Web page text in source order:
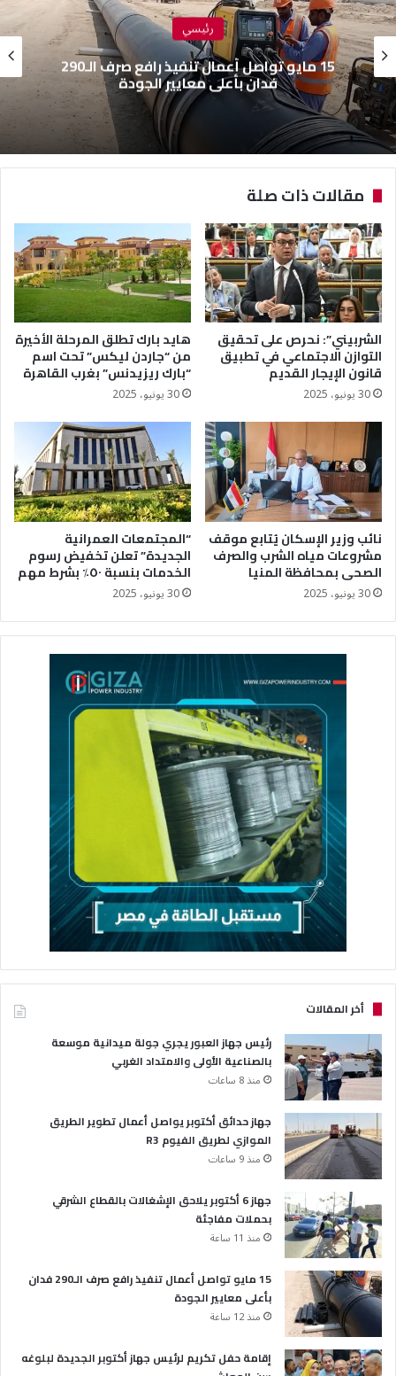
رئيسي
15 مايو تواصل أعمال تنفيذ رافع صرف الـ290
فدان بأعلى معايير الجودة
مقالات ذات صلة
الشربيني”: نحرص على تحقيق
التوازن الاجتماعي في تطبيق
قانون الإيجار القديم
30 يونيو، 2025
هايد بارك تطلق المرحلة الأخيرة
من “جاردن ليكس” تحت اسم
“بارك ريزيدنس” بغرب القاهرة
30 يونيو، 2025
نائب وزير الإسكان يُتابع موقف
مشروعات مياه الشرب والصرف
الصحى بمحافظة المنيا
30 يونيو، 2025
“المجتمعات العمرانية
الجديدة” تعلن تخفيض رسوم
الخدمات بنسبة ٥٠٪؜ بشرط مهم
30 يونيو، 2025
أخر المقالات
رئيس جهاز العبور يجري جولة ميدانية موسعة
بالصناعية الأولى والامتداد الغربي
منذ 8 ساعات
جهاز حدائق أكتوبر يواصل أعمال تطوير الطريق
الموازي لطريق الفيوم R3
منذ 9 ساعات
جهاز 6 أكتوبر يلاحق الإشغالات بالقطاع الشرقي
بحملات مفاجئة
منذ 11 ساعة
15 مايو تواصل أعمال تنفيذ رافع صرف الـ290 فدان
بأعلى معايير الجودة
منذ 12 ساعة
إقامة حفل تكريم لرئيس جهاز أكتوبر الجديدة لبلوغه